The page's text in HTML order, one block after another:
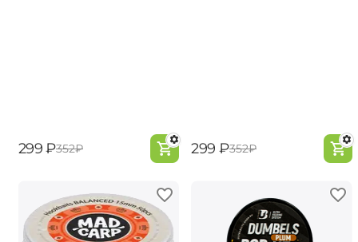
‍299‍ ₽‍352‍₽ ‍299‍ ₽‍352‍₽